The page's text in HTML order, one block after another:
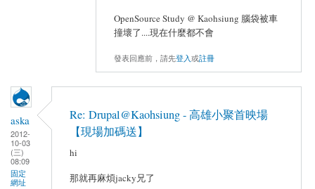
OpenSource Study @ Kaohsiung 腦袋被車
撞壞了....現在什麼都不會
發表回應前，請先登入或註冊
aska
2012-
10-03
(三)
08:09
固定
網址
Re: Drupal@Kaohsiung - 高雄小聚首映場
【現場加碼送】
hi
那就再麻煩jacky兄了